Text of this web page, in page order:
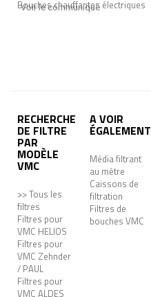
Bouches chauffantes électriques
RECHERCHE
DE FILTRE
PAR
MODÈLE
VMC
>> Tous les
filtres
Filtres pour
VMC HELIOS
Filtres pour
VMC Zehnder
/ PAUL
Filtres pour
VMC ALDES
A VOIR
ÉGALEMENT
Média filtrant
au mètre
Caissons de
filtration
Filtres de
bouches VMC
Voir le communiqué